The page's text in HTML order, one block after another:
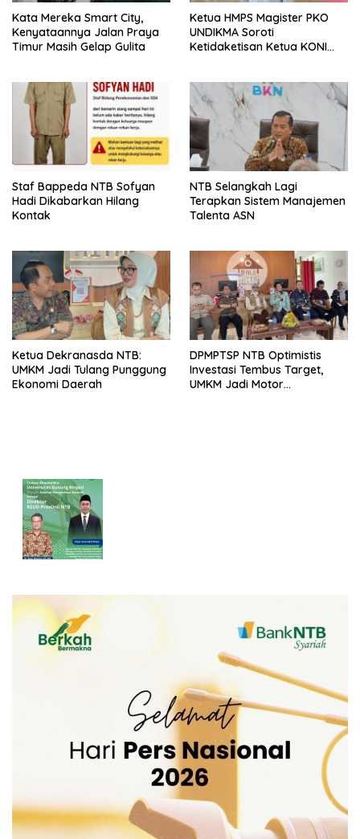
Kata Mereka Smart City,
Kenyataannya Jalan Praya
Timur Masih Gelap Gulita
Ketua HMPS Magister PKO
UNDIKMA Soroti
Ketidaketisan Ketua KONI
Arena Kepentingan Sesaat
Staf Bappeda NTB Sofyan
Hadi Dikabarkan Hilang
Kontak
NTB Selangkah Lagi
Terapkan Sistem Manajemen
Talenta ASN
Ketua Dekranasda NTB:
UMKM Jadi Tulang Punggung
Ekonomi Daerah
DPMPTSP NTB Optimistis
Investasi Tembus Target,
UMKM Jadi Motor